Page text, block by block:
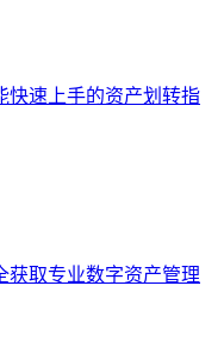
快速上手的资产划转指
获取专业数字资产管理